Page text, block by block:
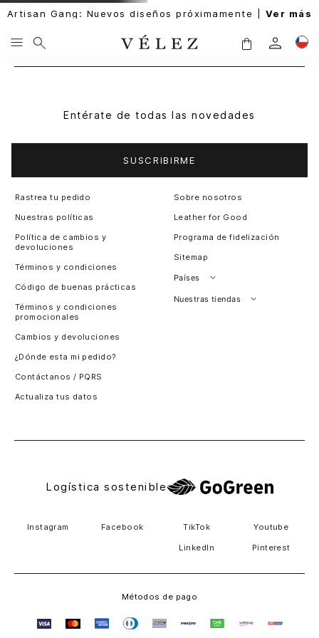
Artisan Gang: Nuevos diseños próximamente | Ver más
Entérate de todas las novedades
SUSCRIBIRME
Rastrea tu pedido
Nuestras políticas
Política de cambios y
devoluciones
Términos y condiciones
Código de buenas prácticas
Términos y condiciones
promocionales
Cambios y devoluciones
¿Dónde esta mi pedido?
Contáctanos / PQRS
Actualiza tus datos
Sobre nosotros
Leather for Good
Programa de fidelización
Sitemap
Países
Perú
Nuestras tiendas
Logística sostenible
Instagram Facebook TikTok Youtube
LinkedIn Pinterest
Métodos de pago